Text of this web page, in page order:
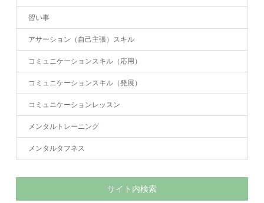
習い事
アサーション（自己主張）スキル
コミュニケーションスキル（応用）
コミュニケーションスキル（発展）
コミュニケーションレッスン
メンタルトレーニング
メンタルタフネス
サイト内検索